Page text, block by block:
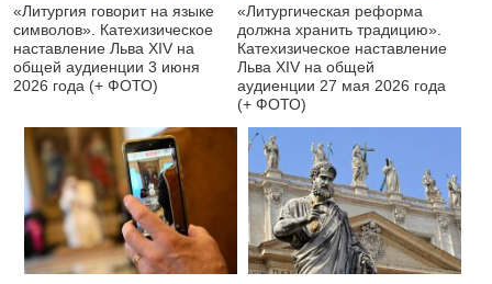
«Литургия говорит на языке
символов». Катехизическое
наставление Льва XIV на
общей аудиенции 3 июня
2026 года (+ ФОТО)
«Литургическая реформа
должна хранить традицию».
Катехизическое наставление
Льва XIV на общей
аудиенции 27 мая 2026 года
(+ ФОТО)